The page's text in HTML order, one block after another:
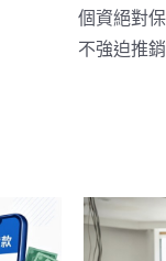
個資絕對
不強迫推